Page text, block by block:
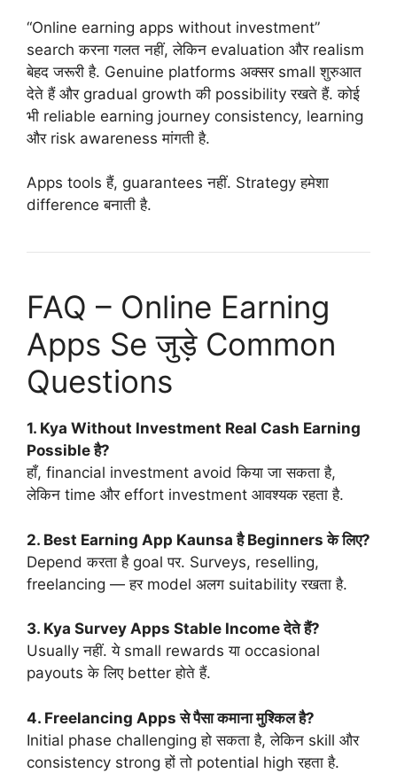
“Online earning apps without investment”
search करना गलत नहीं, लेकिन evaluation और realism
बेहद जरूरी है. Genuine platforms अक्सर small शुरुआत
देते हैं और gradual growth की possibility रखते हैं. कोई
भी reliable earning journey consistency, learning
और risk awareness मांगती है.
Apps tools हैं, guarantees नहीं. Strategy हमेशा
difference बनाती है.
FAQ – Online Earning
Apps Se जुड़े Common
Questions
1. Kya Without Investment Real Cash Earning
Possible है?
हाँ, financial investment avoid किया जा सकता है,
लेकिन time और effort investment आवश्यक रहता है.
2. Best Earning App Kaunsa है Beginners के लिए?
Depend करता है goal पर. Surveys, reselling,
freelancing — हर model अलग suitability रखता है.
3. Kya Survey Apps Stable Income देते हैं?
Usually नहीं. ये small rewards या occasional
payouts के लिए better होते हैं.
4. Freelancing Apps से पैसा कमाना मुश्किल है?
Initial phase challenging हो सकता है, लेकिन skill और
consistency strong हों तो potential high रहता है.